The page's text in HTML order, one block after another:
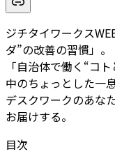
ジチタイワークス
ダ”の改善の習慣」。
「自治体で働く“コ
中のちょっとした一
デスクワークのあな
お届けする。
目次